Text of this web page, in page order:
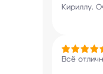
Кириллу.
Всё